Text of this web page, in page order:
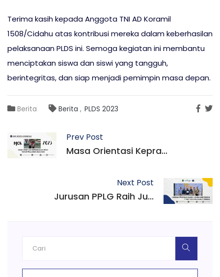
Terima kasih kepada Anggota TNI AD Koramil
1508/Cidahu atas kontribusi mereka dalam keberhasilan
pelaksanaan PLDS ini. Semoga kegiatan ini membantu
menciptakan siswa dan siswi yang tangguh,
berintegritas, dan siap menjadi pemimpin masa depan.
Berita Berita PLDS 2023
Prev Post
Masa Orientasi Kepra...
Next Post
Jurusan PPLG Raih Ju...